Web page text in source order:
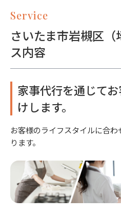
Service
さいたま市岩槻区
ス内容
家事代行を通じて
けします。
お客様のライフスタイルに合
ります。